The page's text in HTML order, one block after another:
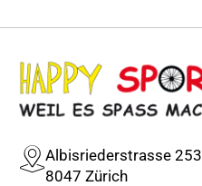
Albisriederstrasse 253
8047 Zürich